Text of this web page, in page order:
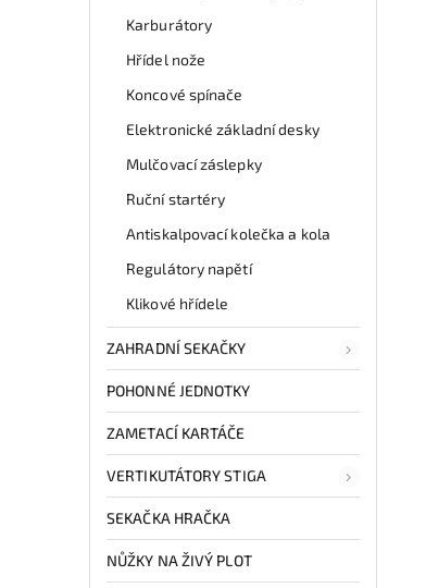
Karburátory
Hřídel nože
Koncové spínače
Elektronické základní desky
Mulčovací záslepky
Ruční startéry
Antiskalpovací kolečka a kola
Regulátory napětí
Klikové hřídele
ZAHRADNÍ SEKAČKY
POHONNÉ JEDNOTKY
ZAMETACÍ KARTÁČE
VERTIKUTÁTORY STIGA
SEKAČKA HRAČKA
NŮŽKY NA ŽIVÝ PLOT